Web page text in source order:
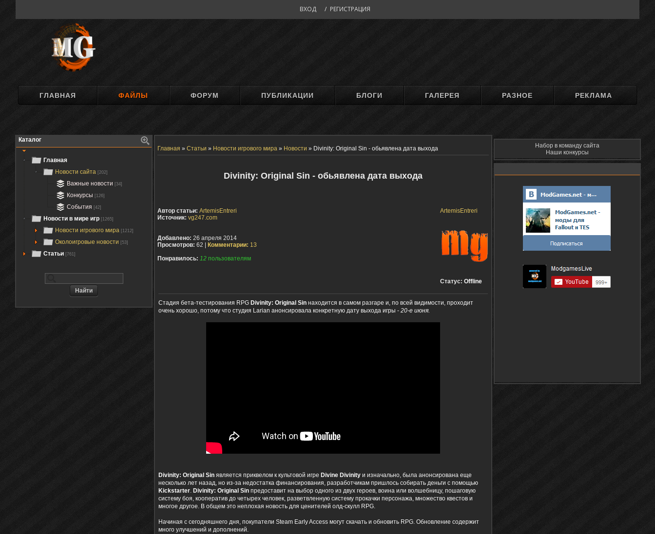
ВХОД / РЕГИСТРАЦИЯ
ГЛАВНАЯ ФАЙЛЫ ФОРУМ ПУБЛИКАЦИИ БЛОГИ ГАЛЕРЕЯ РАЗНОЕ РЕКЛАМА
Каталог
Главная
Новости сайта [202]
Важные новости [34]
Конкурсы [126]
События [42]
Новости в мире игр [1265]
Новости игрового мира [1212]
Околоигровые новости [53]
Статьи [761]
Главная » Статьи » Новости игрового мира » Новости » Divinity: Original Sin - обьявлена дата выхода
Divinity: Original Sin - обьявлена дата выхода
ArtemisEntreri
Статус: Offline
Автор статьи: ArtemisEntreri
Источник: vg247.com
Добавлено: 26 апреля 2014
Просмотров: 62 | Комментарии: 13
Понравилось: 12 пользователям
Стадия бета-тестирования RPG Divinity: Original Sin находится в самом разгаре и, по всей видимости, проходит
очень хорошо, потому что студия Larian анонсировала конкретную дату выхода игры - 20-е июня.
Divinity: Original Sin является приквелом к культовой игре Divine Divinity и изначально, была анонсирована еще
несколько лет назад, но из-за недостатка финансирования, разработчикам пришлось собирать деньги с помощью
Kickstarter. Divinity: Original Sin предоставит на выбор одного из двух героев, воина или волшебницу, пошаговую
систему боя, кооператив до четырех человек, разветвленную систему прокачки персонажа, множество квестов и
многое другое. В общем это неплохая новость для ценителей олд-скулл RPG.
Начиная с сегодняшнего дня, покупатели Steam Early Access могут скачать и обновить RPG. Обновление содержит
много улучшений и дополнений.
Набор в команду сайта
Наши конкурсы